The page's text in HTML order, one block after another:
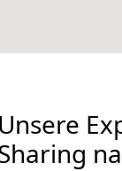
Unsere